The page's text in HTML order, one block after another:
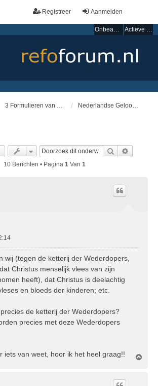
Aanmelden
Registreer
Onbeantwoorde onderwerpen Actieve onderwerpen
Zoek
10 Berichten • Pagina 1 Van 1
wij (tegen de ketterij der Wederdopers,
Christus menselijk vlees van zijn
heeft), dat Christus is deelachtig
en bloeds der kinderen; etc.
de ketterij der Wederdopers?
precies met deze Wederdopers
iets van weet, hoor ik het heel graag!!